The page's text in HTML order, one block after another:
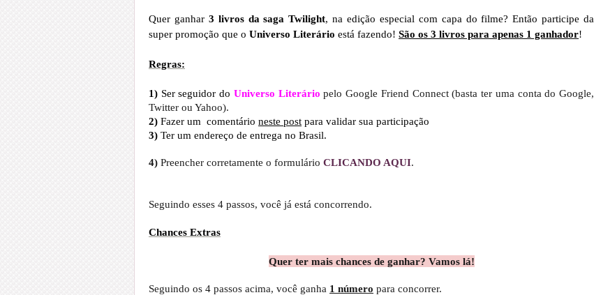
Quer ganhar 3 livros da saga Twilight, na edição especial com capa do filme? Então participe da
super promoção que o Universo Literário está fazendo! São os 3 livros para apenas 1 ganhador!
Regras:
1) Ser seguidor do Universo Literário pelo Google Friend Connect (basta ter uma conta do Google,
Twitter ou Yahoo).
2) Fazer um comentário neste post para validar sua participação
3) Ter um endereço de entrega no Brasil.
4) Preencher corretamente o formulário CLICANDO AQUI.
Seguindo esses 4 passos, você já está concorrendo.
Chances Extras
Quer ter mais chances de ganhar? Vamos lá!
Seguindo os 4 passos acima, você ganha 1 número para concorrer.